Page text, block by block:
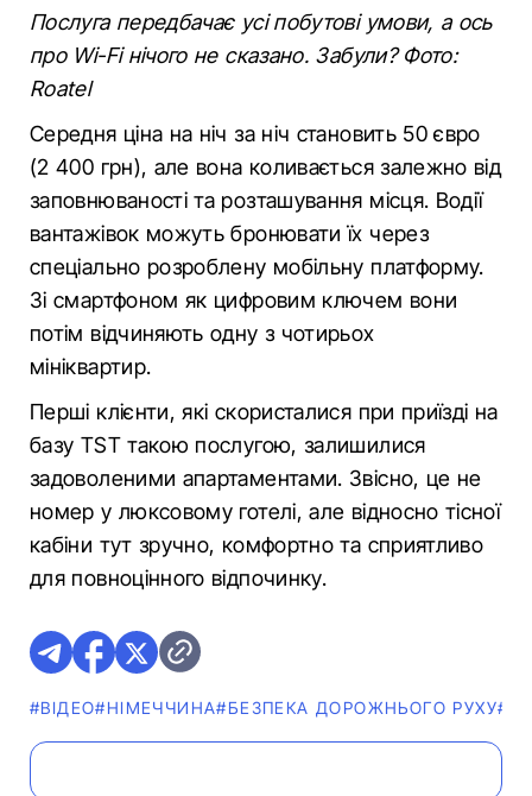
Послуга передбачає усі побутові умови, а ось
про Wi-Fi нічого не сказано. Забули? Фото:
Roatel
Середня ціна на ніч за ніч становить 50 євро
(2 400 грн), але вона коливається залежно від
заповнюваності та розташування місця. Водії
вантажівок можуть бронювати їх через
спеціально розроблену мобільну платформу.
Зі смартфоном як цифровим ключем вони
потім відчиняють одну з чотирьох
мініквартир.
Перші клієнти, які скористалися при приїзді на
базу TST такою послугою, залишилися
задоволеними апартаментами. Звісно, це не
номер у люксовому готелі, але відносно тісної
кабіни тут зручно, комфортно та сприятливо
для повноцінного відпочинку.
#ВІДЕО#НІМЕЧЧИНА#БЕЗПЕКА ДОРОЖНЬОГО РУХУ